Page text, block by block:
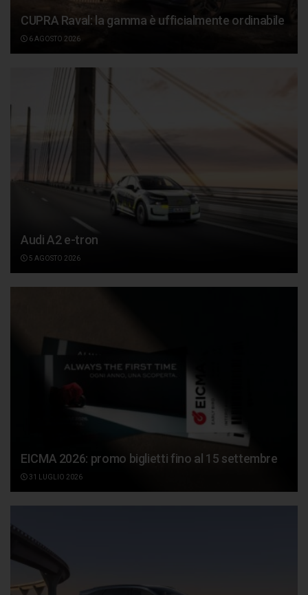
CUPRA Raval: la gamma è ufficialmente ordinabile
6 AGOSTO 2026
Audi A2 e-tron
5 AGOSTO 2026
EICMA 2026: promo biglietti fino al 15 settembre
31 LUGLIO 2026